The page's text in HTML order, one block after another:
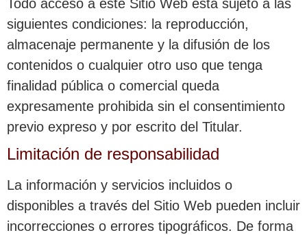
Todo acceso a este Sitio Web está sujeto a las
siguientes condiciones: la reproducción,
almacenaje permanente y la difusión de los
contenidos o cualquier otro uso que tenga
finalidad pública o comercial queda
expresamente prohibida sin el consentimiento
previo expreso y por escrito del Titular.
Limitación de responsabilidad
La información y servicios incluidos o
disponibles a través del Sitio Web pueden incluir
incorrecciones o errores tipográficos. De forma